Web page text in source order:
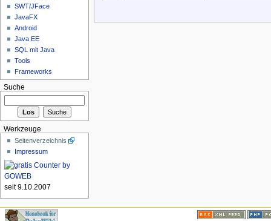
SWT/JFace
JavaFX
Android
Java EE
SQL mit Java
Tools
Frameworks
Suche
Werkzeuge
Seitenverzeichnis
Impressum
seit 9.10.2007